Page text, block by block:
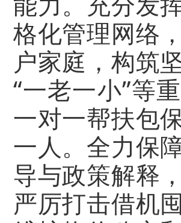
格化管理网络
户家庭，构筑
“一老一小”等
一对一帮扶包
一人。全力保
导与政策解释
严厉打击借机